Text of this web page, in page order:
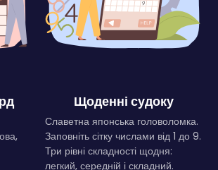
Щоденні судоку
Славетна японська головоломка.
Заповніть сітку числами від 1 до 9.
Три рівні складності щодня:
легкий, середній і складний.